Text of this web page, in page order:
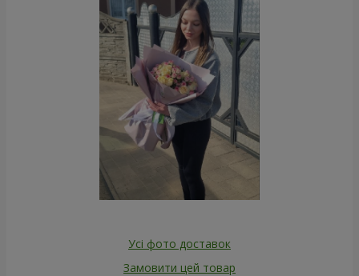
Усі фото доставок
Замовити цей товар